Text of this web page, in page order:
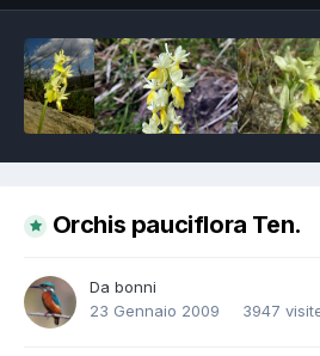
Orchis pauciflora Ten.
Da bonni
23 Gennaio 2009
3947